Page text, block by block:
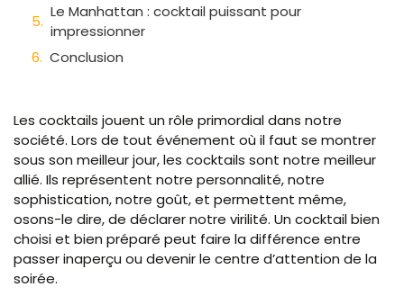
Le Manhattan : cocktail puissant pour
impressionner
Conclusion
Les cocktails jouent un rôle primordial dans notre
société. Lors de tout événement où il faut se montrer
sous son meilleur jour, les cocktails sont notre meilleur
allié. Ils représentent notre personnalité, notre
sophistication, notre goût, et permettent même,
osons-le dire, de déclarer notre virilité. Un cocktail bien
choisi et bien préparé peut faire la différence entre
passer inaperçu ou devenir le centre d’attention de la
soirée.